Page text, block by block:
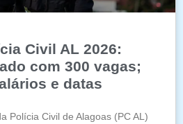
Civil AL 2026:
com 300 vagas;
e datas
Polícia Civil de Alagoas (PC AL)